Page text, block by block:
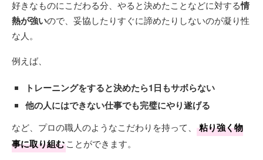
好きなものにこだわる分、やると決めたことなどに対する情
熱が強いので、妥協したりすぐに諦めたりしないのが凝り性
な人。
例えば、
トレーニングをすると決めたら1日もサボらない
他の人にはできない仕事でも完璧にやり遂げる
など、プロの職人のようなこだわりを持って、
粘り強く物
事に取り組むことができます。